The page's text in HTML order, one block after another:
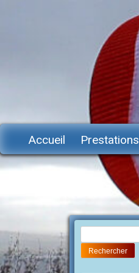
Accueil Prestations
Rechercher :